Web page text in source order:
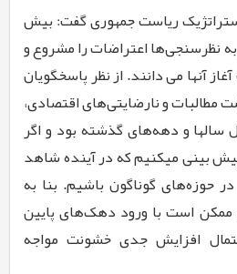
ریاست جمهوری گفت: بیش
نظرسنجی‌ها اعتراضات را مشروع و
‌آنها می دانند. از نظر پاسخگویان
مطالبات و نارضایتی‌های اقتصادی،
و دهه‌های گذشته بود و اگر
بینی میکنیم که در آینده شاهد
حوزه‌های گوناگون باشیم. بنا به
ممکن است با ورود دهک‌های پایین
افزایش جدی خشونت مواجه